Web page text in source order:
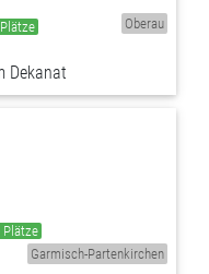
Oberau
Dekanat
Plätze
Garmisch-Partenkirchen